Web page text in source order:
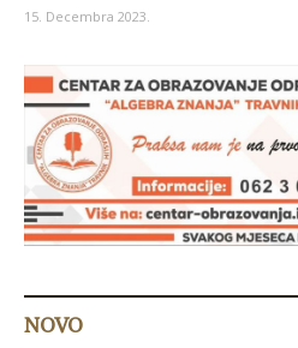
15. Decembra 2023.
NOVO